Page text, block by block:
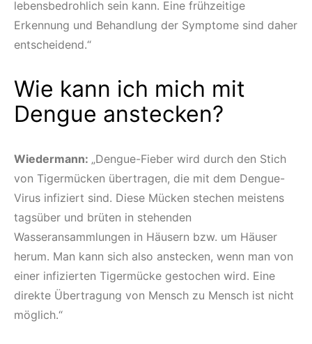
lebensbedrohlich sein kann. Eine frühzeitige
Erkennung und Behandlung der Symptome sind daher
entscheidend.“
Wie kann ich mich mit
Dengue anstecken?
Wiedermann: „Dengue-Fieber wird durch den Stich
von Tigermücken übertragen, die mit dem Dengue-
Virus infiziert sind. Diese Mücken stechen meistens
tagsüber und brüten in stehenden
Wasseransammlungen in Häusern bzw. um Häuser
herum. Man kann sich also anstecken, wenn man von
einer infizierten Tigermücke gestochen wird. Eine
direkte Übertragung von Mensch zu Mensch ist nicht
möglich.“